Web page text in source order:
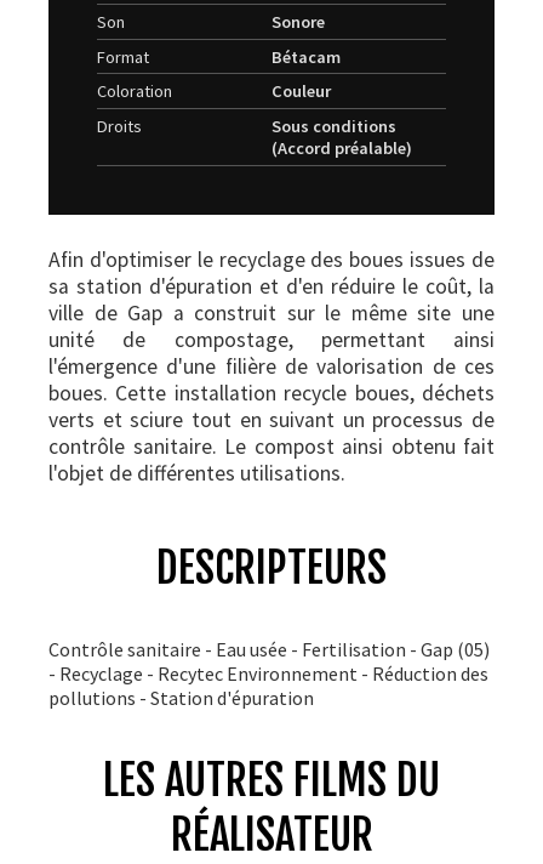
Son
Sonore
Format
Bétacam
Coloration
Couleur
Droits
Sous conditions
(Accord préalable)
Afin d'optimiser le recyclage des boues issues de
sa station d'épuration et d'en réduire le coût, la
ville de Gap a construit sur le même site une
unité de compostage, permettant ainsi
l'émergence d'une filière de valorisation de ces
boues. Cette installation recycle boues, déchets
verts et sciure tout en suivant un processus de
contrôle sanitaire. Le compost ainsi obtenu fait
l'objet de différentes utilisations.
DESCRIPTEURS
Contrôle sanitaire - Eau usée - Fertilisation - Gap (05)
- Recyclage - Recytec Environnement - Réduction des
pollutions - Station d'épuration
LES AUTRES FILMS DU
RÉALISATEUR